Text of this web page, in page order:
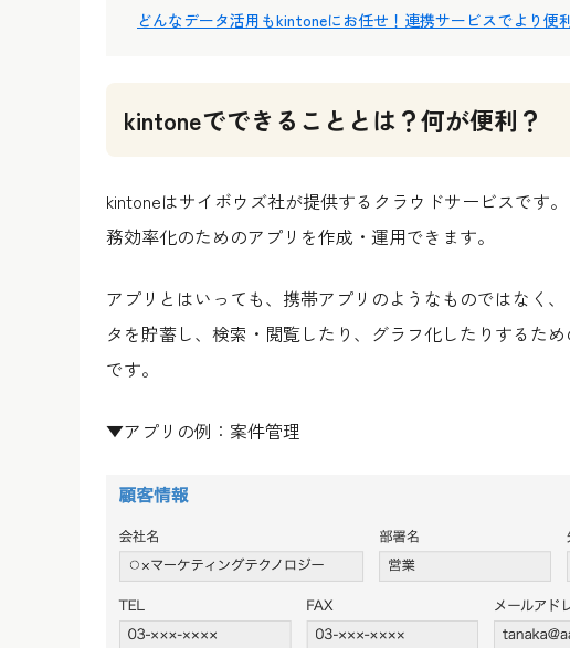
どんなデータ活用もkintoneにお任せ！連携サービスでより便
kintoneでできることとは？何が便利？
kintoneはサイボウズ社が提供するクラウドサービスです
務効率化のためのアプリを作成・運用できます。
アプリとはいっても、携帯アプリのようなものではなく
タを貯蓄し、検索・閲覧したり、グラフ化したりするた
です。
▼アプリの例：案件管理